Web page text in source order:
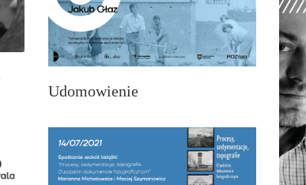
Udomowienie